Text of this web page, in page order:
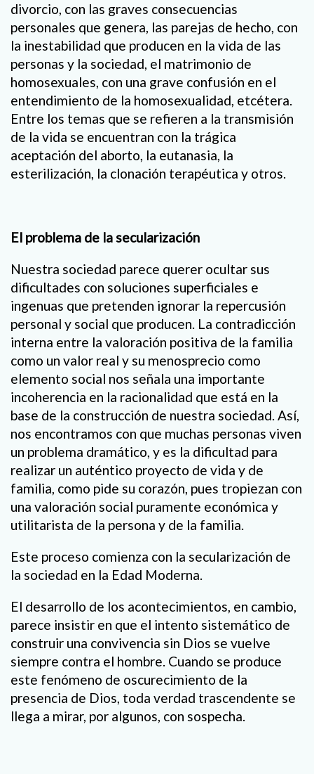
divorcio, con las graves consecuencias
personales que genera, las parejas de hecho, con
la inestabilidad que producen en la vida de las
personas y la sociedad, el matrimonio de
homosexuales, con una grave confusión en el
entendimiento de la homosexualidad, etcétera.
Entre los temas que se refieren a la transmisión
de la vida se encuentran con la trágica
aceptación del aborto, la eutanasia, la
esterilización, la clonación terapéutica y otros.
El problema de la secularización
Nuestra sociedad parece querer ocultar sus
dificultades con soluciones superficiales e
ingenuas que pretenden ignorar la repercusión
personal y social que producen. La contradicción
interna entre la valoración positiva de la familia
como un valor real y su menosprecio como
elemento social nos señala una importante
incoherencia en la racionalidad que está en la
base de la construcción de nuestra sociedad. Así,
nos encontramos con que muchas personas viven
un problema dramático, y es la dificultad para
realizar un auténtico proyecto de vida y de
familia, como pide su corazón, pues tropiezan con
una valoración social puramente económica y
utilitarista de la persona y de la familia.
Este proceso comienza con la secularización de
la sociedad en la Edad Moderna.
El desarrollo de los acontecimientos, en cambio,
parece insistir en que el intento sistemático de
construir una convivencia sin Dios se vuelve
siempre contra el hombre. Cuando se produce
este fenómeno de oscurecimiento de la
presencia de Dios, toda verdad trascendente se
llega a mirar, por algunos, con sospecha.